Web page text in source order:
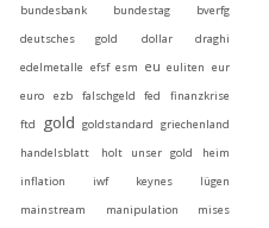
bundesbank
bundestag
bverfg
deutsches gold
dollar
draghi
edelmetalle efsf esm eu euliten eur
euro
ezb falschgeld fed
finanzkrise
ftd
gold goldstandard griechenland
handelsblatt
holt unser gold heim
inflation
iwf keynes
lügen
mainstream
manipulation
mises